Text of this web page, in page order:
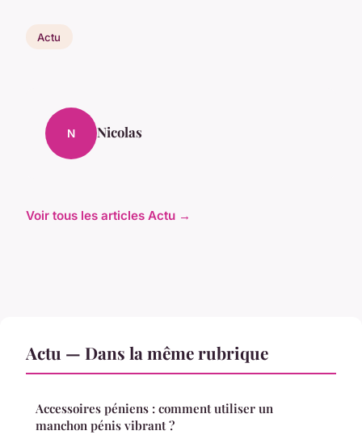
Actu
N Nicolas
Voir tous les articles Actu →
Actu — Dans la même rubrique
Accessoires péniens : comment utiliser un
manchon pénis vibrant ?